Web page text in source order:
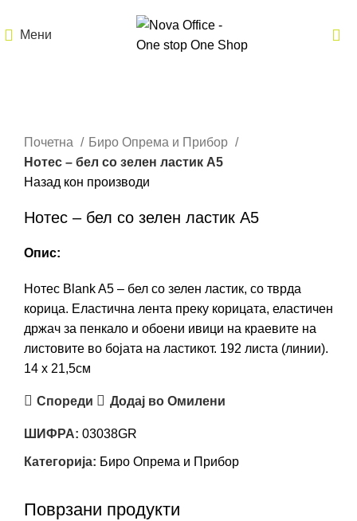
Мени
Почетна
Биро Опрема и Прибор
Нотес – бел со зелен ластик A5
Назад кон производи
Нотес – бел со зелен ластик A5
Опис:
Нотес Blank A5 – бел со зелен ластик, со тврда
корица. Еластична лента преку корицата, еластичен
држач за пенкало и обоени ивици на краевите на
листовите во бојата на ластикот. 192 листа (линии).
14 х 21,5см
Спореди Додај во Омилени
ШИФРА: 03038GR
Категорија: Биро Опрема и Прибор
Поврзани продукти